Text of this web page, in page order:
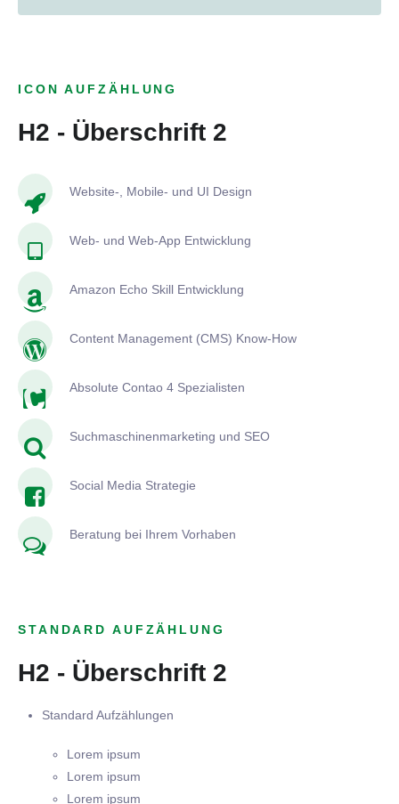
ICON AUFZÄHLUNG
H2 - Überschrift 2
Website-, Mobile- und UI Design
Web- und Web-App Entwicklung
Amazon Echo Skill Entwicklung
Content Management (CMS) Know-How
Absolute Contao 4 Spezialisten
Suchmaschinenmarketing und SEO
Social Media Strategie
Beratung bei Ihrem Vorhaben
STANDARD AUFZÄHLUNG
H2 - Überschrift 2
Standard Aufzählungen
Lorem ipsum
Lorem ipsum
Lorem ipsum